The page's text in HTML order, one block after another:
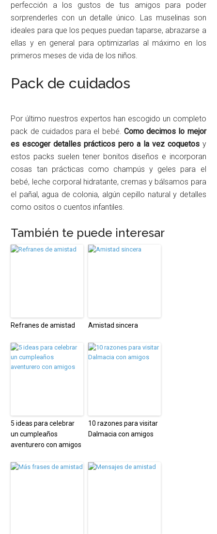
perfección a los gustos de tus amigos para poder
sorprenderles con un detalle único. Las muselinas son
ideales para que los peques puedan taparse, abrazarse a
ellas y en general para optimizarlas al máximo en los
primeros meses de vida de los niños.
Pack de cuidados
Por último nuestros expertos han escogido un completo
pack de cuidados para el bebé. Como decimos lo mejor
es escoger detalles prácticos pero a la vez coquetosy
estos packs suelen tener bonitos diseños e incorporan
cosas tan prácticas como champús y geles para el
bebé, leche corporal hidratante, cremas y bálsamos para
el pañal, agua de colonia, algún cepillo natural y detalles
como ositos o cuentos infantiles.
También te puede interesar
Refranes de amistad Amistad sincera
5 ideas para celebrar
un cumpleaños
aventurero con amigos
10 razones para visitar
Dalmacia con amigos